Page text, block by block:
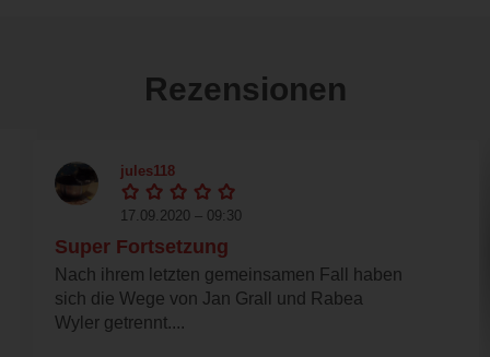
Rezensionen
jules118
17.09.2020 – 09:30
Super Fortsetzung
Nach ihrem letzten gemeinsamen Fall haben
sich die Wege von Jan Grall und Rabea
Wyler getrennt....